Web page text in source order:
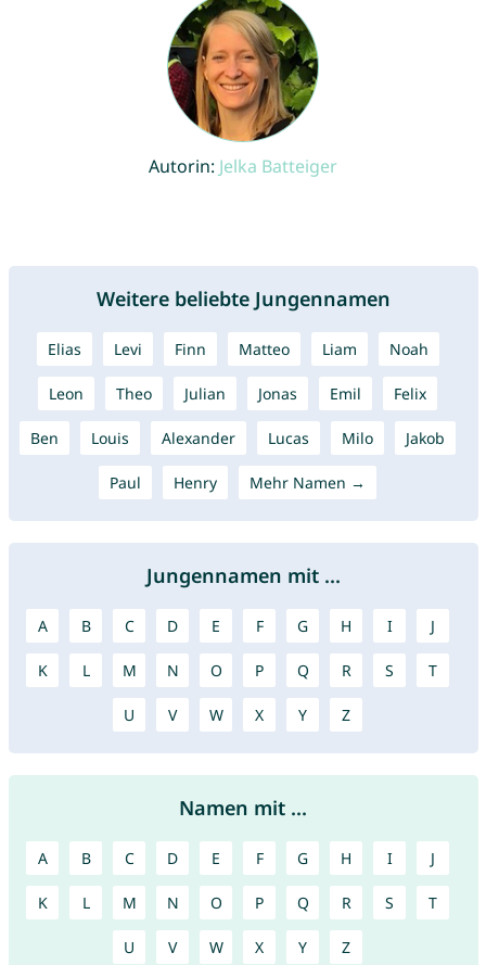
Autorin: Jelka Batteiger
Weitere beliebte Jungennamen
Elias Levi Finn Matteo Liam Noah
Leon Theo Julian Jonas Emil Felix
Ben Louis Alexander Lucas Milo Jakob
Paul Henry Mehr Namen →
Jungennamen mit ...
A B C D E F G H I J
K L M N O P Q R S T
U V W X Y Z
Namen mit ...
A B C D E F G H I J
K L M N O P Q R S T
U V W X Y Z